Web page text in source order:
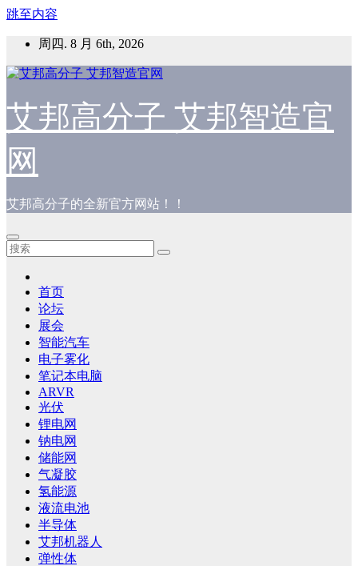
跳至内容
周四. 8 月 6th, 2026
艾邦高分子 艾邦智造官
网
艾邦高分子的全新官方网站！！
首页
论坛
展会
智能汽车
电子雾化
笔记本电脑
ARVR
光伏
锂电网
钠电网
储能网
气凝胶
氢能源
液流电池
半导体
艾邦机器人
弹性体